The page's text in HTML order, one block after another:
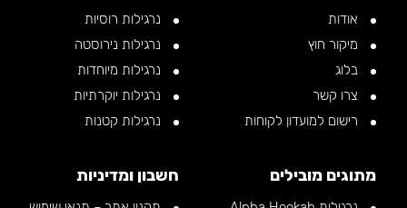
אודות
מיקור חוץ
בלוג
צרו קשר
רישום למועדון לקוחות
נרגילות רוסיות
נרגילות נירוסטה
נרגילות מיוחדות
נרגילות יוקרתיות
נרגילות קטנות
מתוגים מובילים חשבון ומדיניות